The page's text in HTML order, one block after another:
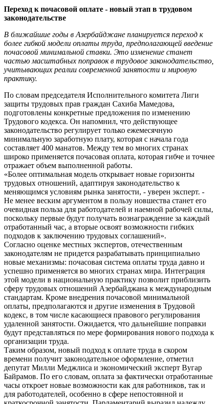
Переход к почасовой оплате - новый этап в трудовом
законодательстве
В ближайшие годы в Азербайджане планируется переход к
более гибкой модели оплаты труда, предполагающей введение
почасовой минимальной ставки. Это изменение станет
частью масштабных поправок в трудовое законодательство,
учитывающих реалии современной занятости и мировую
практику.
По словам председателя Исполнительного комитета Лиги
защиты трудовых прав граждан Сахиба Мамедова,
подготовлены конкретные предложения по изменению
Трудового кодекса. Он напомнил, что действующее
законодательство регулирует только ежемесячную
минимальную заработную плату, которая с начала года
составляет 400 манатов. Между тем во многих странах
широко применяется почасовая оплата, которая гибче и точнее
отражает объем выполненной работы.
«Более оптимальная модель открывает новые горизонты
трудовых отношений, адаптируя законодательство к
меняющимся условиям рынка занятости, - уверен эксперт. -
Не менее веским аргументом в пользу новшества станет его
очевидная польза для работодателей и наемной рабочей силы,
поскольку первые будут получать вознаграждение за каждый
отработанный час, а вторые освоят возможности гибких
подходов к заключению трудовых соглашений».
Согласно оценке местных экспертов, отечественным
законодателям не придется разрабатывать принципиально
новые механизмы: почасовая система оплаты труда давно и
успешно применяется во многих странах мира. Интеграция
этой модели в национальную практику позволит приблизить
сферу трудовых отношений Азербайджана к международным
стандартам. Кроме внедрения почасовой минимальной
оплаты, предполагаются и другие изменения в Трудовой
кодекс, в том числе касающиеся правового регулирования
удаленной занятости. Ожидается, что дальнейшие поправки
будут представляться по мере формирования нового подхода к
организации труда.
Таким образом, новый подход к оплате труда в скором
времени получит законодательное оформление, отметил
депутат Милли Меджлиса и экономический эксперт Вугар
Байрамов. По его словам, оплата за фактически отработанные
часы откроет новые возможности как для работников, так и
для работодателей, особенно в сфере непостоянной и